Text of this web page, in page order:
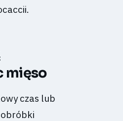
mięso
czas lub
obróbki